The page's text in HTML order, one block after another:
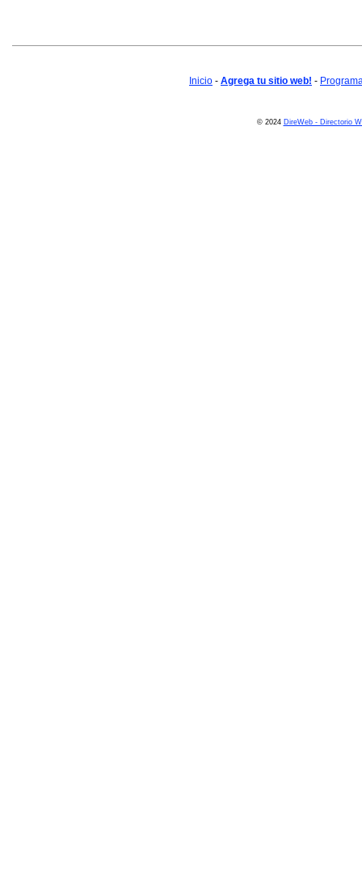
Inicio - Agrega tu sitio web! -
© 2024 DireWeb - Directorio